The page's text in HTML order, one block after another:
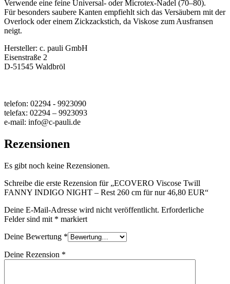
Verwende eine feine Universal- oder Microtex-Nadel (70–80).
Für besonders saubere Kanten empfiehlt sich das Versäubern mit der
Overlock oder einem Zickzackstich, da Viskose zum Ausfransen
neigt.
Hersteller: c. pauli GmbH
Eisenstraße 2
D-51545 Waldbröl
telefon: 02294 - 9923090
telefax: 02294 – 9923093
e-mail: info@c-pauli.de
Rezensionen
Es gibt noch keine Rezensionen.
Schreibe die erste Rezension für „ECOVERO Viscose Twill
FANNY INDIGO NIGHT – Rest 260 cm für nur 46,80 EUR“
Deine E-Mail-Adresse wird nicht veröffentlicht. Erforderliche
Felder sind mit * markiert
Deine Bewertung *
Deine Rezension *